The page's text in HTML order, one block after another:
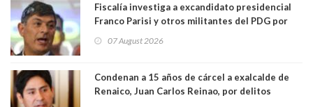
Fiscalía investiga a excandidato presidencial
Franco Parisi y otros militantes del PDG por
07 August 2026
Condenan a 15 años de cárcel a exalcalde de
Renaico, Juan Carlos Reinao, por delitos